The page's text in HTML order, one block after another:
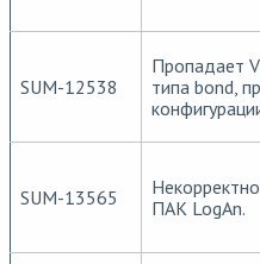
SUM-12538
Пропадает
типа bond,
SUM-13565
ПАК LogAn.